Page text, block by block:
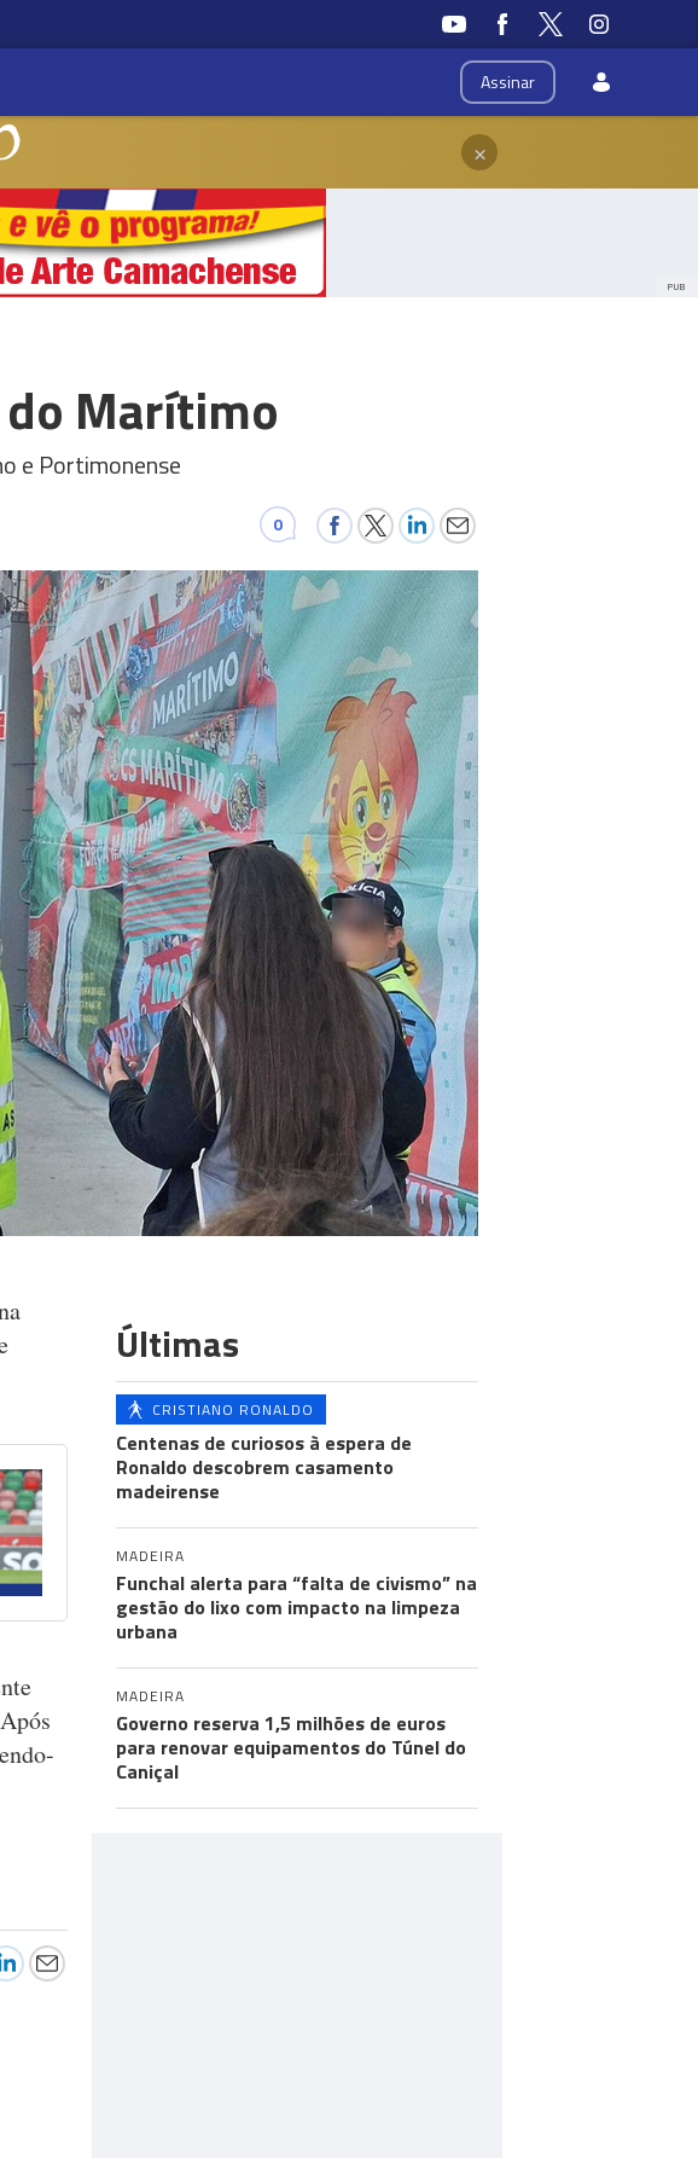
Assinar
×
PUB
Marítimo
e Portimonense
0
Últimas
CRISTIANO RONALDO
Centenas de curiosos à espera de
Ronaldo descobrem casamento
madeirense
MADEIRA
Funchal alerta para “falta de civismo” na
gestão do lixo com impacto na limpeza
urbana
MADEIRA
Governo reserva 1,5 milhões de euros
para renovar equipamentos do Túnel do
Caniçal